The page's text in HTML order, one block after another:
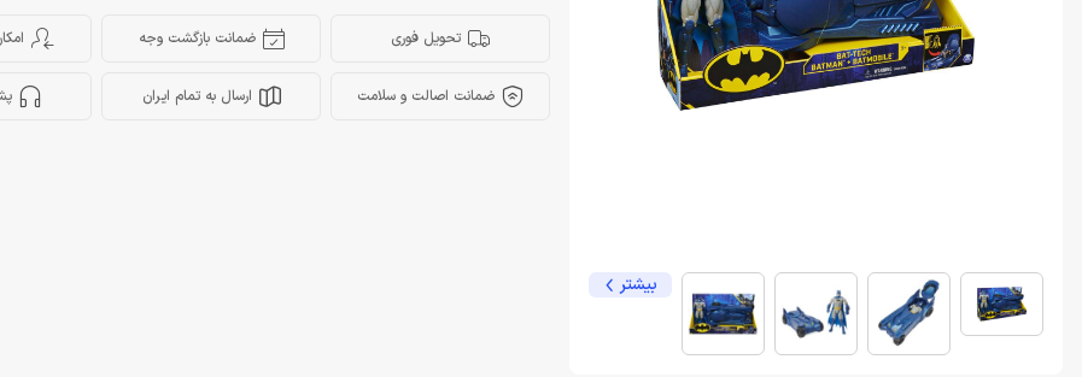
بیشتر
تحویل فوری ضمانت بازگشت وجه
ضمانت اصالت و سلامت ارسال به تمام ایران